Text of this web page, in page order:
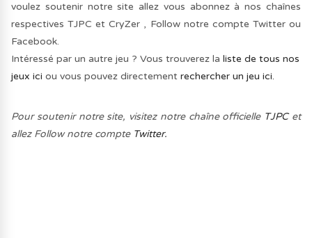
voulez soutenir notre site allez vous abonnez à nos chaînes
respectives TJPC et CryZer , Follow notre compte Twitter ou
Facebook.
Intéressé par un autre jeu ? Vous trouverez laliste de tous nos
jeux ici ou vous pouvez directementrechercher un jeu ici.
Pour soutenir notre site, visitez notre chaîne officielle TJPCet
allez Follow notre compte Twitter.